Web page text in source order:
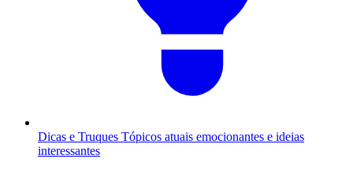
Dicas e Truques Tópicos atuais emocionantes e ideias
interessantes